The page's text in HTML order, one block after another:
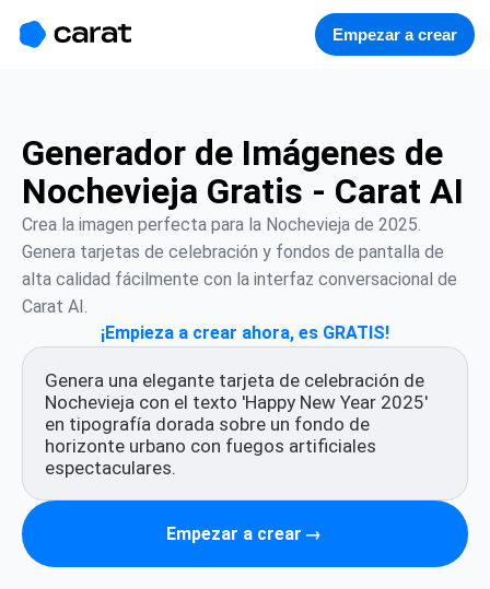
Empezar a crear
Generador de Imágenes de
Nochevieja Gratis - Carat AI
Crea la imagen perfecta para la Nochevieja de 2025.
Genera tarjetas de celebración y fondos de pantalla de
alta calidad fácilmente con la interfaz conversacional de
Carat AI.
¡Empieza a crear ahora, es GRATIS!
Empezar a crear →